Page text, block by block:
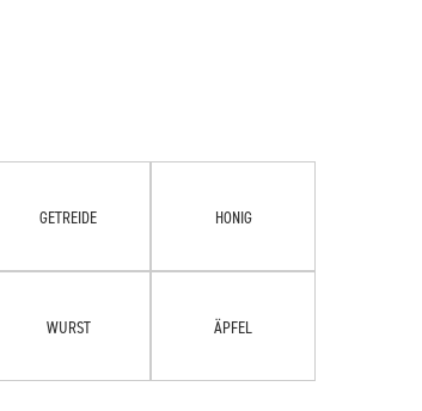
GETREIDE HONIG
WURST ÄPFEL